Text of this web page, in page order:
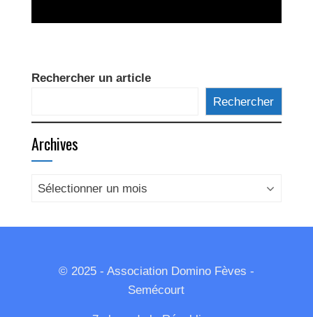
Rechercher un article
Rechercher
Archives
Archives
© 2025 - Association Domino Fèves -
Semécourt